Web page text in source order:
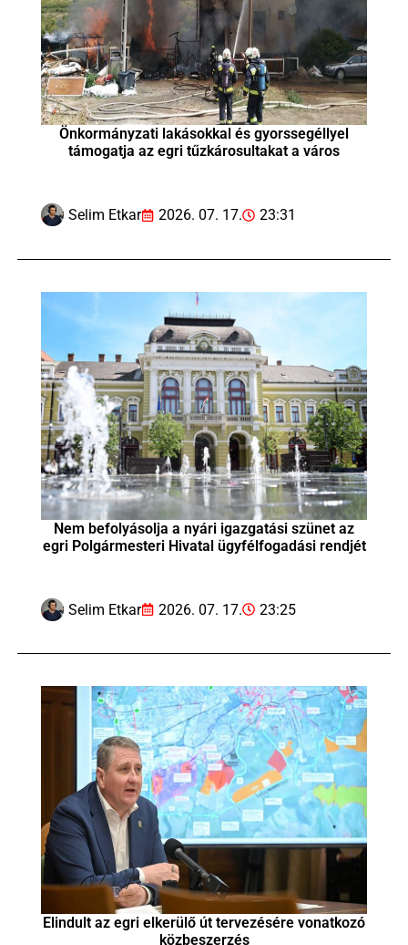
Önkormányzati lakásokkal és gyorssegéllyel
támogatja az egri tűzkárosultakat a város
Selim Etkar 2026. 07. 17. 23:31
Nem befolyásolja a nyári igazgatási szünet az
egri Polgármesteri Hivatal ügyfélfogadási rendjét
Selim Etkar 2026. 07. 17. 23:25
Elindult az egri elkerülő út tervezésére vonatkozó
közbeszerzés